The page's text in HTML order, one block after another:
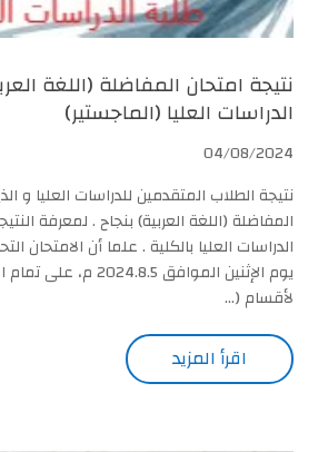
نتيجة امتحان المفاضلة (اللغة
الدراسات العليا (الماجستير)
04/08/2024
نتيجة الطلاب المتقدمين للدراسات العليا و
المفاضلة (اللغة العربية) بنجاح . لمعرفة
الدراسات العليا بالكلية . علما أن الامتحان
يوم الإثنين الموافق
لأقسام (...
اقرأ المزيد